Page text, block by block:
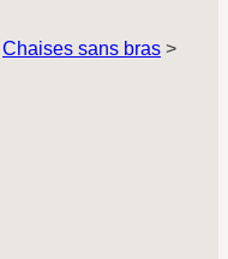
Chaises sans bras >